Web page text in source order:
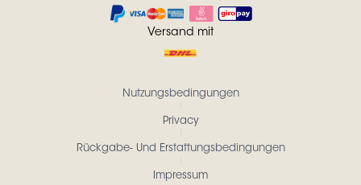
Versand mit
Nutzungsbedingungen
Privacy
Rückgabe- Und Erstattungsbedingungen
Impressum